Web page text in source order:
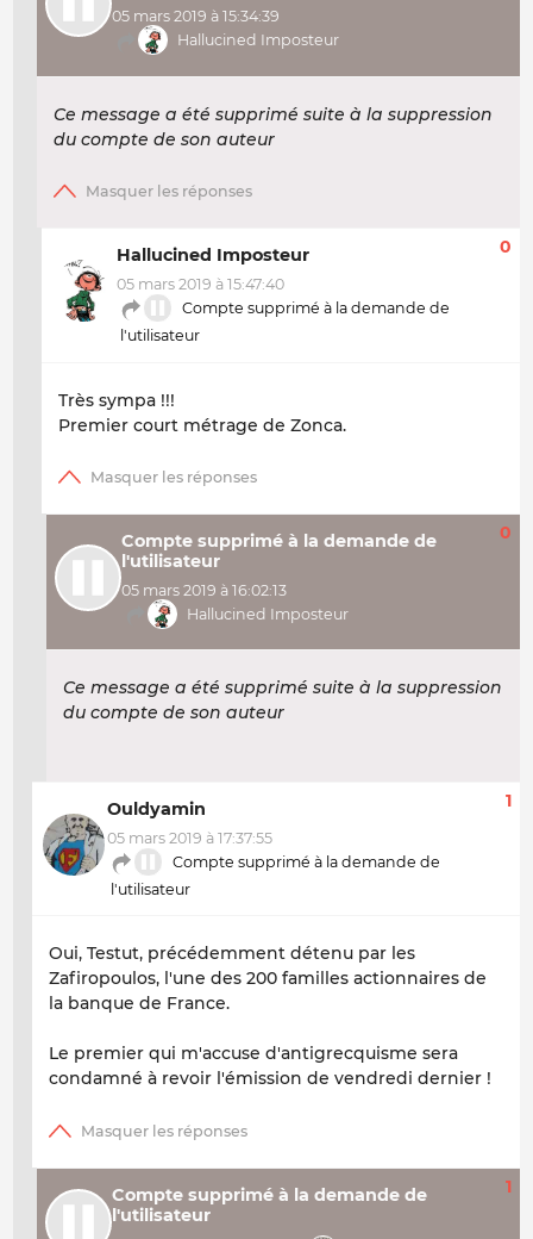
05 mars 2019 à 15:34:39
Hallucined Imposteur
Ce message a été supprimé suite à la suppression
du compte de son auteur
Hallucined Imposteur
05 mars 2019 à 15:47:40
Compte supprimé à la demande de
l'utilisateur
0
Très sympa !!!
Premier court métrage de Zonca.
Compte supprimé à la demande de
l'utilisateur
05 mars 2019 à 16:02:13
Hallucined Imposteur
0
Ce message a été supprimé suite à la suppression
du compte de son auteur
Ouldyamin
05 mars 2019 à 17:37:55
Compte supprimé à la demande de
l'utilisateur
1
Oui, Testut, précédemment détenu par les
Zafiropoulos, l'une des 200 familles actionnaires de
la banque de France.
Le premier qui m'accuse d'antigrecquisme sera
condamné à revoir l'émission de vendredi dernier !
Compte supprimé à la demande de
l'utilisateur
1